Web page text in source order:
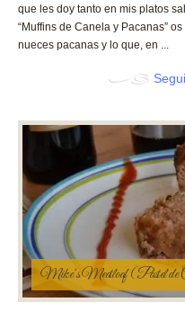
que les doy tanto en mis platos
“Muffins de Canela y Pacanas”
nueces pacanas y lo que, en ...
Mike’s Meatloaf (Pastel de